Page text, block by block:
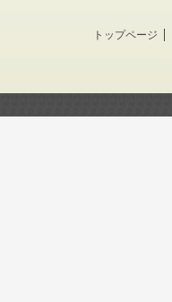
トップページ